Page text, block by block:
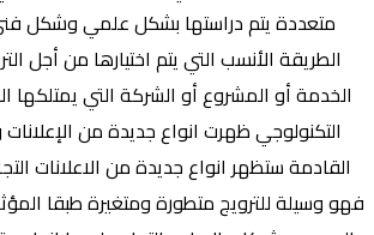
متعددة يتم دراستها بشكل علمي وشكل
الطريقة الأنسب التي يتم اختيارها من أجل
الخدمة أو المشروع أو الشركة التي يمتلكها
التكنولوجي ظهرت انواع جديدة من
القادمة ستظهر انواع جديدة من الاعلانات
فهو وسيلة للترويج متطورة ومتغيرة طبقا